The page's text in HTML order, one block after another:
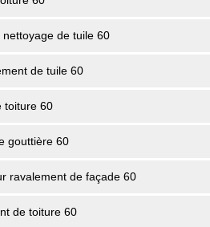
nettoyage de tuile 60
de tuile 60
toiture 60
gouttière 60
ravalement de façade 60
de toiture 60